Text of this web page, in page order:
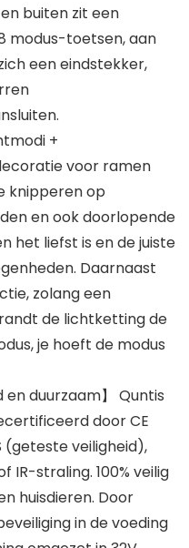
buiten zit een
modus-toetsen, aan
een eindstekker,
+
voor ramen
knipperen op
en ook doorlopende
het liefst is en de juiste
Daarnaast
zolang een
de lichtketting de
je hoeft de modus
en duurzaam】 Quntis
door CE
(geteste veiligheid),
IR-straling. 100% veilig
huisdieren. Door
in de voeding